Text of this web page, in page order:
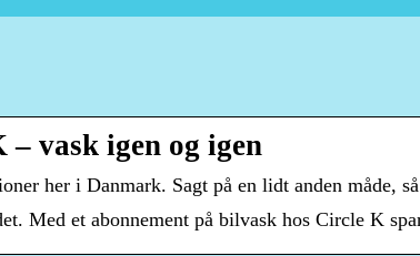
vask igen og igen
her i Danmark. Sagt på en lidt anden måde,
Med et abonnement på bilvask hos Circle K